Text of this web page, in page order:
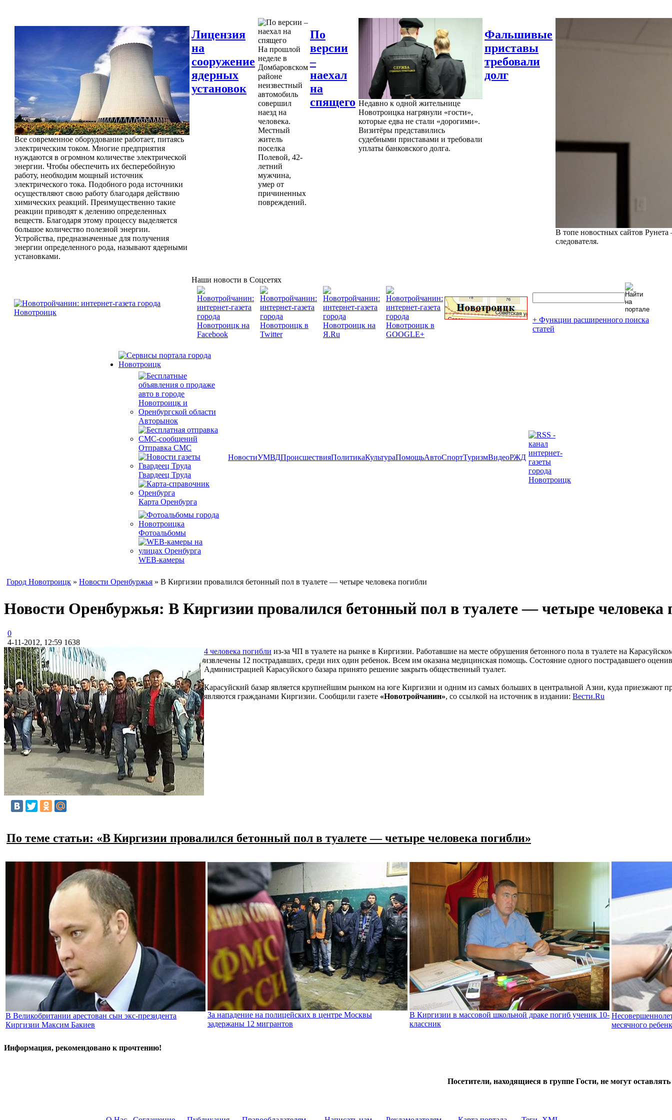
Все современное оборудование работает, питаясь
электрическим током. Многие предприятия
нуждаются в огромном количестве электрической
энергии. Чтобы обеспечить их бесперебойную
работу, необходим мощный источник
электрического тока. Подобного рода источники
осуществляют свою работу благодаря действию
химических реакций. Преимущественно такие
реакции приводят к делению определенных
веществ. Благодаря этому процессу выделяется
большое количество полезной энергии.
Устройства, предназначенные для получения
энергии определенного рода, называют ядерными
установками.
Лицензия
на
сооружение
ядерных
установок
На прошлой
неделе в
Домбаровском
районе
неизвестный
автомобиль
совершил
наезд на
человека.
Местный
житель
поселка
Полевой, 42-
летний
мужчина,
умер от
причиненных
повреждений.
По
версии
–
наехал
на
спящего Недавно к одной жительнице
Новотроицка нагрянули «гости»,
которые едва не стали «дорогими».
Визитёры представились
судебными приставами и требовали
уплаты банковского долга.
Фальшивые
приставы
требовали
долг
В топе новостных сайтов Рунета
следователя.
Наши новости в Соцсетях
+ Функции расширенного поиска
статей
Авторынок
Отправка СМС
Гвардеец Труда
Карта Оренбурга
Фотоальбомы
WEB-камеры
НовостиУМВДПроисшествияПолитикаКультураПомощьАвтоСпортТуризмВидеоРЖД
Город Новотроицк » Новости Оренбуржья » В Киргизии провалился бетонный пол в туалете — четыре человека погибли
Новости Оренбуржья: В Киргизии провалился бетонный пол в туалете — четыре человека
0
4-11-2012, 12:59 1638
4 человека погибли из-за ЧП в туалете на рынке в Киргизии. Работавшие на месте обрушения бетонного пола в туалете на
извлечены 12 пострадавших, среди них один ребенок. Всем им оказана медицинская помощь. Состояние одного пострадавшего
Администрацией Карасуйского базара принято решение закрыть общественный туалет.
Карасуйский базар является крупнейшим рынком на юге Киргизии и одним из самых больших в центральной Азии, куда приезжают
являются гражданами Киргизии. Сообщили газете «Новотройчанин», со ссылкой на источник в издании: Вести.Ru
По теме статьи: «В Киргизии провалился бетонный пол в туалете — четыре человека погибли»
В Великобритании арестован сын экс-президента
Киргизии Максим Бакиев
За нападение на полицейских в центре Москвы
задержаны 12 мигрантов
В Киргизии в массовой школьной драке погиб ученик 10-
классник
месячного
Информация, рекомендовано к прочтению!
Посетители, находящиеся в группе Гости, не могут